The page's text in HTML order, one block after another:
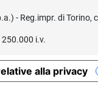
- Reg.impr. di Torino,
250.000 i.v.
alla privacy